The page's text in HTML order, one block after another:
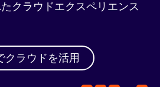
クラウドエクスペリエンス
クラウドを活用